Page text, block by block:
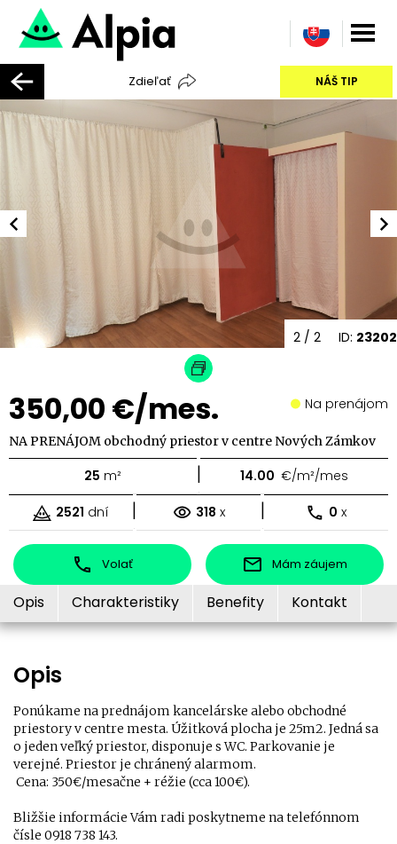
Zdieľať NÁŠ TIP
ID: 23202
2 / 2
350,00 €/mes. Na prenájom
NA PRENÁJOM obchodný priestor v centre Nových Zámkov
25 m² | 14.00 €/m²/mes
2521 dní | 318 x | 0 x
Volať Mám záujem
Opis Charakteristiky Benefity Kontakt
Opis
Ponúkame na prednájom kancelárske alebo obchodné
priestory v centre mesta. Úžitková plocha je 25m2. Jedná sa
o jeden veľký priestor, disponuje s WC. Parkovanie je
verejné. Priestor je chránený alarmom.
Cena: 350€/mesačne + réžie (cca 100€).
Bližšie informácie Vám radi poskytneme na telefónnom
čísle 0918 738 143.